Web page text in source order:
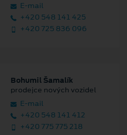
E‑mail
+420 548 141 425
+420 725 836 096
Bohumil Šamalík
prodejce nových vozidel
E‑mail
+420 548 141 412
+420 775 775 218